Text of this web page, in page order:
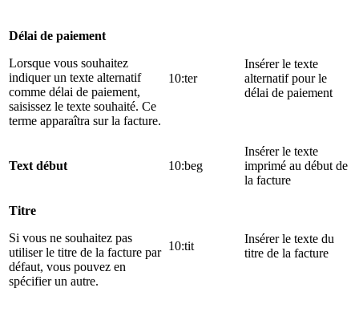
Délai de paiement
Lorsque vous souhaitez
indiquer un texte alternatif
comme délai de paiement,
saisissez le texte souhaité. Ce
terme apparaîtra sur la facture.
10:ter
Insérer le texte
alternatif pour le
délai de paiement
Text début 10:beg
Insérer le texte
imprimé au début de
la facture
Titre
Si vous ne souhaitez pas
utiliser le titre de la facture par
défaut, vous pouvez en
spécifier un autre.
10:tit
Insérer le texte du
titre de la facture